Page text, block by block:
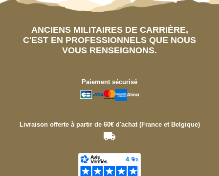
ANCIENS MILITAIRES DE CARRIÈRE,
C'EST EN PROFESSIONNELS QUE NOUS
VOUS RENSEIGNONS.
Paiement sécurisé
Livraison offerte à partir de 60€ d'achat (France et Belgique)